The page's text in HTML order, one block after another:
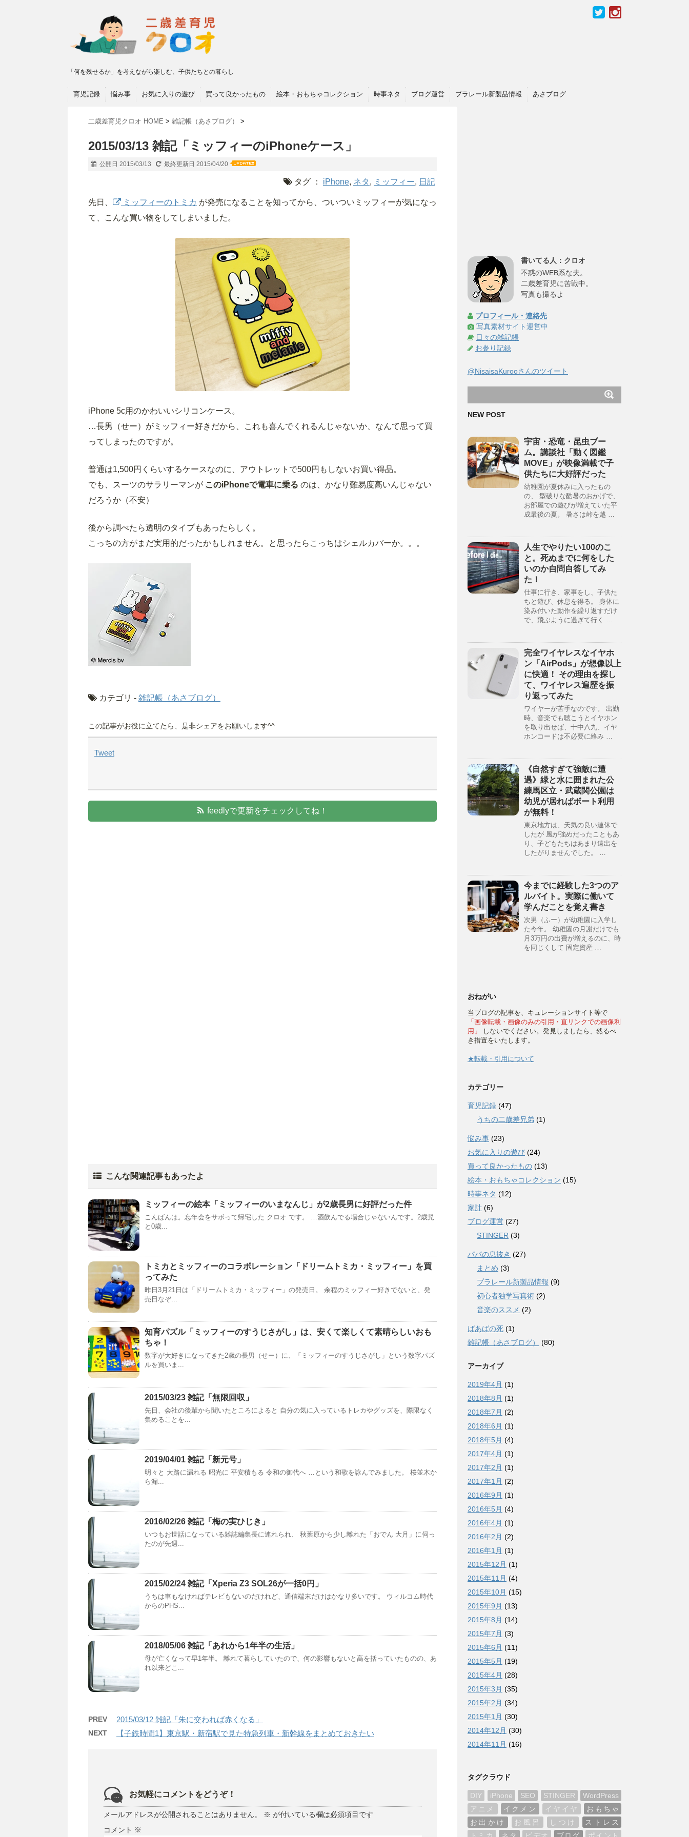
「何を残せるか」を考えながら楽しむ、子供たちとの暮らし
育児記録 悩み事 お気に入りの遊び 買って良かったもの 絵本・おもちゃコレクション 時事ネタ ブログ運営 プラレール新製品情報 あさブログ
二歳差育児クロオ HOME > 雑記帳（あさブログ） >
2015/03/13 雑記「ミッフィーのiPhoneケース」
公開日 2015/03/13 最終更新日 2015/04/20
タグ ： iPhone, ネタ , ミッフィー, 日記
先日、 ミッフィーのトミカ が発売になることを知ってから、ついついミッフィーが気になっ
て、こんな買い物をしてしまいました。
iPhone 5c用のかわいいシリコンケース。
…長男（せー）がミッフィー好きだから、これも喜んでくれるんじゃないか、なんて思って買
ってしまったのですが。
普通は1,500円くらいするケースなのに、アウトレットで500円もしないお買い得品。
でも、スーツのサラリーマンが このiPhoneで電車に乗る のは、かなり難易度高いんじゃない
だろうか（不安）
後から調べたら透明のタイプもあったらしく。
こっちの方がまだ実用的だったかもしれません。と思ったらこっちはシェルカバーか。。。
カテゴリ - 雑記帳（あさブログ）
この記事がお役に立てたら、是非シェアをお願いします^^
Tweet
feedlyで更新をチェックしてね！
こんな関連記事もあったよ
ミッフィーの絵本「ミッフィーのいまなんじ」が2歳長男に好評だった件
こんばんは。忘年会をサボって帰宅した クロオ です。 …酒飲んでる場合じゃないんです。2歳児
と0歳...
トミカとミッフィーのコラボレーション「ドリームトミカ・ミッフィー」を買
ってみた
昨日3月21日は「ドリームトミカ・ミッフィー」の発売日。 余程のミッフィー好きでないと、発
売日なぞ...
知育パズル「ミッフィーのすうじさがし」は、安くて楽しくて素晴らしいおも
ちゃ！
数字が大好きになってきた2歳の長男（せー）に、「ミッフィーのすうじさがし」という数字パズ
ルを買いま...
2015/03/23 雑記「無限回収」
先日、会社の後輩から聞いたところによると 自分の気に入っているトレカやグッズを、際限なく
集めることを...
2019/04/01 雑記「新元号」
明々と 大路に漏れる 昭光に 平安積もる 令和の御代へ …という和歌を詠んでみました。 桜並木か
ら漏...
2016/02/26 雑記「梅の実ひじき」
いつもお世話になっている雑誌編集長に連れられ、 秋葉原から少し離れた「おでん 大月」に伺っ
たのが先週...
2015/02/24 雑記「Xperia Z3 SOL26が一括0円」
うちは車もなければテレビもないのだけれど、通信端末だけはかなり多いです。 ウィルコム時代
からのPHS...
2018/05/06 雑記「あれから1年半の生活」
母が亡くなって早1年半。 離れて暮らしていたので、何の影響もないと高を括っていたものの、あ
れ以来どこ...
PREV 2015/03/12 雑記「朱に交われば赤くなる」
NEXT 【子鉄時間1】東京駅・新宿駅で見た特急列車・新幹線をまとめておきたい
お気軽にコメントをどうぞ！
メールアドレスが公開されることはありません。 ※ が付いている欄は必須項目です
コメント ※
書いてる人：クロオ
不惑のWEB系な夫。
二歳差育児に苦戦中。
写真も撮るよ
プロフィール・連絡先
写真素材サイト運営中
日々の雑記帳
お参り記録
@NisaisaKurooさんのツイート
NEW POST
宇宙・恐竜・昆虫ブー
ム。講談社「動く図鑑
MOVE」が映像満載で子
供たちに大好評だった
幼稚園が夏休みに入ったもの
の、 型破りな酷暑のおかげで、
お部屋での遊びが増えていた平
成最後の夏。 暑さは峠を越 …
人生でやりたい100のこ
と。死ぬまでに何をした
いのか自問自答してみ
た！
仕事に行き、家事をし、子供た
ちと遊び、休息を得る。 身体に
染み付いた動作を繰り返すだけ
で、飛ぶように過ぎて行く …
完全ワイヤレスなイヤホ
ン「AirPods」が想像以上
に快適！ その理由を探し
て、ワイヤレス遍歴を振
り返ってみた
ワイヤーが苦手なのです。 出勤
時、音楽でも聴こうとイヤホン
を取り出せば、十中八九、イヤ
ホンコードは不必要に絡み …
《自然すぎて強敵に遭
遇》緑と水に囲まれた公
練馬区立・武蔵関公園は
幼児が居ればボート利用
が無料！
東京地方は、天気の良い連休で
したが 風が強めだったこともあ
り、子どもたちはあまり遠出を
したがりませんでした。 …
今までに経験した3つのア
ルバイト。実際に働いて
学んだことを覚え書き
次男（ふー）が幼稚園に入学し
た今年。 幼稚園の月謝だけでも
月3万円の出費が増えるのに、時
を同じくして 固定資産 …
おねがい
当ブログの記事を、キュレーションサイト等で
「画像転載・画像のみの引用・直リンクでの画像利
用」
しないでください。発見しましたら、然るべ
き措置をいたします。
★転載・引用について
カテゴリー
育児記録 (47)
うちの二歳差兄弟 (1)
悩み事 (23)
お気に入りの遊び (24)
買って良かったもの (13)
絵本・おもちゃコレクション (15)
時事ネタ (12)
家計 (6)
ブログ運営 (27)
STINGER (3)
パパの息抜き (27)
まとめ (3)
プラレール新製品情報 (9)
初心者独学写真術 (2)
音楽のススメ (2)
ばあばの死 (1)
雑記帳（あさブログ）
(80)
アーカイブ
2019年4月 (1)
2018年8月 (1)
2018年7月 (2)
2018年6月 (1)
2018年5月 (4)
2017年4月 (1)
2017年2月 (1)
2017年1月 (2)
2016年9月 (1)
2016年5月 (4)
2016年4月 (1)
2016年2月 (2)
2016年1月 (1)
2015年12月 (1)
2015年11月 (4)
2015年10月 (15)
2015年9月 (13)
2015年8月 (14)
2015年7月 (3)
2015年6月 (11)
2015年5月 (19)
2015年4月 (28)
2015年3月 (35)
2015年2月 (34)
2015年1月 (30)
2014年12月 (30)
2014年11月 (16)
タグクラウド
DIY iPhone SEO STINGER
WordPress
アニメ
イクメン イヤイヤ
おもちゃ
お出かけ
お風呂 しつけ
ストレス